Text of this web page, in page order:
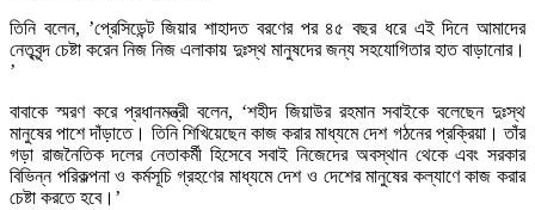
তিনি বলেন, ’প্রেসিডেন্ট জিয়ার শাহাদত বরণের পর ৪৫ বছর ধরে এই দিনে আমাদের
নেতৃবৃন্দ চেষ্টা করেন নিজ নিজ এলাকায় দুঃস্থ মানুষদের জন্য সহযোগিতার হাত বাড়ানোর।
’
বাবাকে স্মরণ করে প্রধানমন্ত্রী বলেন, ‘শহীদ জিয়াউর রহমান সবাইকে বলেছেন দুঃস্থ
মানুষের পাশে দাঁড়াতে। তিনি শিখিয়েছেন কাজ করার মাধ্যমে দেশ গঠনের প্রক্রিয়া। তাঁর
গড়া রাজনৈতিক দলের নেতাকর্মী হিসেবে সবাই নিজেদের অবস্থান থেকে এবং সরকার
বিভিন্ন পরিকল্পনা ও কর্মসূচি গ্রহণের মাধ্যমে দেশ ও দেশের মানুষের কল্যাণে কাজ করার
চেষ্টা করতে হবে।’